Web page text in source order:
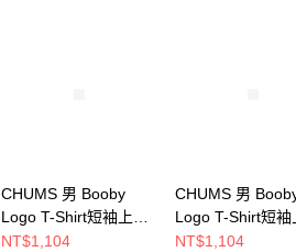
CHUMS 男 Booby
Logo T-Shirt短袖上衣
CH012279R018
NT$1,104
CHUMS 男
Logo T-Shirt短袖
CH012279Z358
NT$1,104